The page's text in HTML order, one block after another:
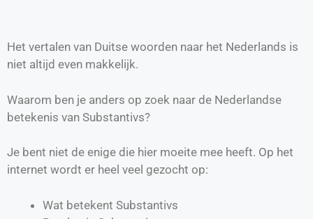
Het vertalen van Duitse woorden naar het Nederlands is
niet altijd even makkelijk.
Waarom ben je anders op zoek naar de Nederlandse
betekenis van Substantivs?
Je bent niet de enige die hier moeite mee heeft. Op het
internet wordt er heel veel gezocht op:
Wat betekent Substantivs